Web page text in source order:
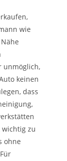
wie
unmöglich,
keinen
dass
zu
ohne